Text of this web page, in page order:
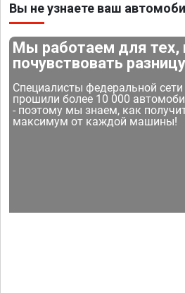
Вы не узнаете ваш
Мы работаем для
почувствовать
Специалисты федеральной
прошили более 10 000
- поэтому мы знаем, как
максимум от каждой машины!